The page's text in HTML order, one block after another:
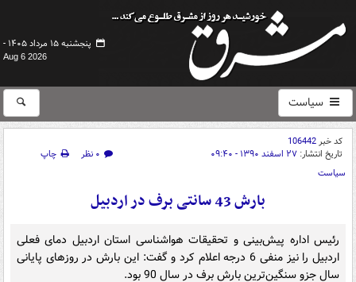
پنجشنبه ۱۵ مرداد ۱۴۰۵ -
Aug 6 2026
سیاست
کد خبر106442
تاریخ انتشار: ۲۷ اسفند ۱۳۹۰ - ۰۹:۴۰ ۰ نظر
چاپ
سیاست
بارش 43 سانتی‌ برف در اردبیل
رئیس اداره پیش‌بینی و تحقیقات هواشناسی استان اردبیل دمای فعلی
اردبیل را نیز منفی 6 درجه اعلام کرد و گفت:‌ این بارش در روزهای پایانی
سال جزو سنگین‌ترین بارش برف در سال 90 بود.